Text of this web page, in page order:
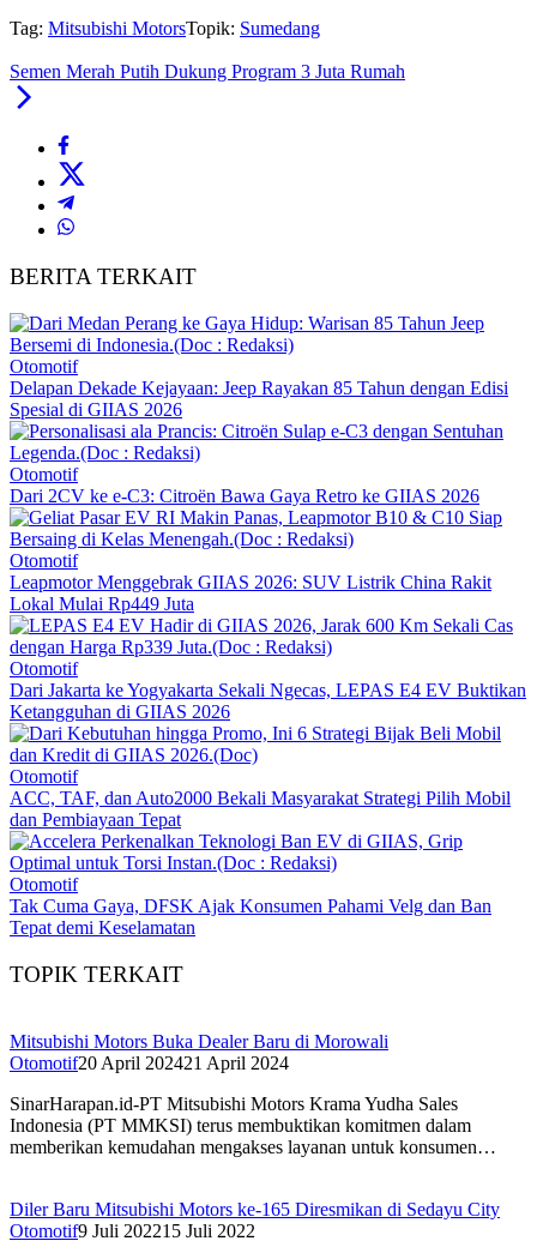
Tag: Mitsubishi MotorsTopik: Sumedang
Semen Merah Putih Dukung Program 3 Juta Rumah
BERITA TERKAIT
Otomotif
Delapan Dekade Kejayaan: Jeep Rayakan 85 Tahun dengan Edisi
Spesial di GIIAS 2026
Otomotif
Dari 2CV ke e-C3: Citroën Bawa Gaya Retro ke GIIAS 2026
Otomotif
Leapmotor Menggebrak GIIAS 2026: SUV Listrik China Rakit
Lokal Mulai Rp449 Juta
Otomotif
Dari Jakarta ke Yogyakarta Sekali Ngecas, LEPAS E4 EV Buktikan
Ketangguhan di GIIAS 2026
Otomotif
ACC, TAF, dan Auto2000 Bekali Masyarakat Strategi Pilih Mobil
dan Pembiayaan Tepat
Otomotif
Tak Cuma Gaya, DFSK Ajak Konsumen Pahami Velg dan Ban
Tepat demi Keselamatan
TOPIK TERKAIT
Mitsubishi Motors Buka Dealer Baru di Morowali
Otomotif20 April 202421 April 2024
SinarHarapan.id-PT Mitsubishi Motors Krama Yudha Sales
Indonesia (PT MMKSI) terus membuktikan komitmen dalam
memberikan kemudahan mengakses layanan untuk konsumen…
Diler Baru Mitsubishi Motors ke-165 Diresmikan di Sedayu City
Otomotif9 Juli 202215 Juli 2022